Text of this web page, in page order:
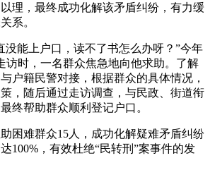
理，最终成功化解该矛盾纠纷，有力缓
系。
没能上户口，读不了书怎么办呀？”今年
访时，一名群众焦急地向他求助。了解
户籍民警对接，根据群众的具体情况，
，随后通过走访调查，与民政、街道衔
终帮助群众顺利登记户口。
困难群众15人，成功化解疑难矛盾纠纷
100%，有效杜绝“民转刑”案事件的发